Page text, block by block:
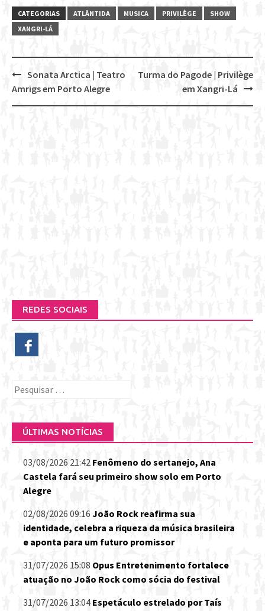
CATEGORIAS ATLÂNTIDA MUSICA PRIVILÈGE
SHOW
XANGRI-LÁ
Post
navigation
Turma do Pagode | Privilège
em Xangri-Lá
Sonata Arctica | Teatro
Amrigs em Porto Alegre
REDES SOCIAIS
Pesquisar
ÚLTIMAS NOTÍCIAS
03/08/2026 21:42 Fenômeno do sertanejo, Ana
Castela fará seu primeiro show solo em Porto
Alegre
02/08/2026 09:16 João Rock reafirma sua
identidade, celebra a riqueza da música brasileira
e aponta para um futuro promissor
31/07/2026 15:08 Opus Entretenimento fortalece
atuação no João Rock como sócia do festival
31/07/2026 13:04 Espetáculo estrelado por Taís